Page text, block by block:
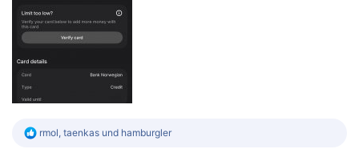
R
rmol, taenkas und hamburgler